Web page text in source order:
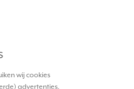
wij cookies
advertenties.